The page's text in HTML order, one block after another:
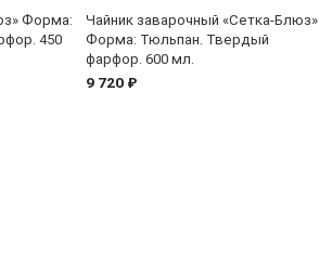
Форма:
450
Чайник заварочный «Сетка-Блюз»
Форма: Тюльпан. Твердый
фарфор. 600 мл.
9 720 ₽